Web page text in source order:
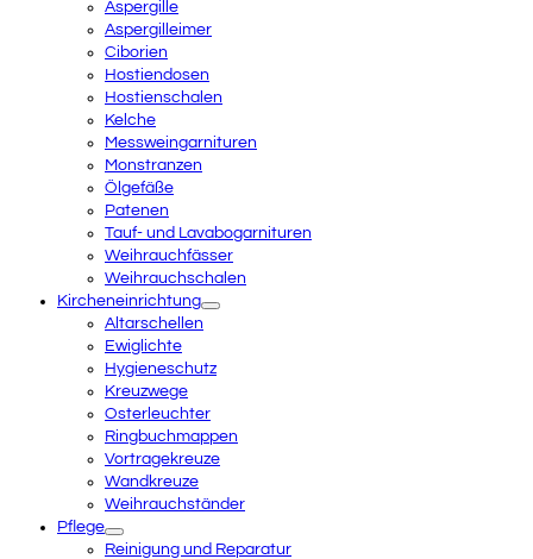
Aspergille
Aspergilleimer
Ciborien
Hostiendosen
Hostienschalen
Kelche
Messweingarnituren
Monstranzen
Ölgefäße
Patenen
Tauf- und Lavabogarnituren
Weihrauchfässer
Weihrauchschalen
Kircheneinrichtung
Altarschellen
Ewiglichte
Hygieneschutz
Kreuzwege
Osterleuchter
Ringbuchmappen
Vortragekreuze
Wandkreuze
Weihrauchständer
Pflege
Reinigung und Reparatur